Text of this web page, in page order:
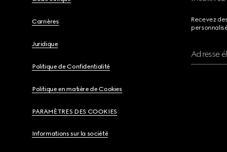
Carrières
Juridique
Politique de Confidentialité
Politique en matière de Cookies
PARAMÈTRES DES COOKIES
Informations sur la société
Recevez
Adresse